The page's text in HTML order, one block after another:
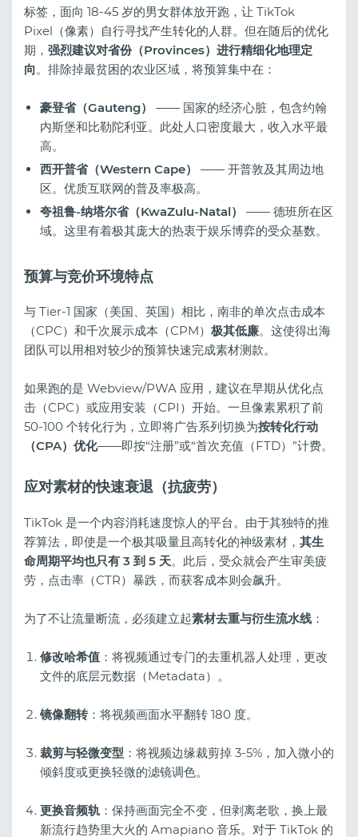
标签，面向 18-45 岁的男女群体放开跑，让 TikTok
Pixel（像素）自行寻找产生转化的人群。但在随后的优化
期， 强烈建议对省份（Provinces）进行精细化地理定
向。排除掉最贫困的农业区域，将预算集中在：
豪登省（Gauteng）
—— 国家的经济心脏，包含约翰
内斯堡和比勒陀利亚。此处人口密度最大，收入水平最
高。
西开普省（Western Cape）
—— 开普敦及其周边地
区。优质互联网的普及率极高。
夸祖鲁-纳塔尔省（KwaZulu-Natal）
—— 德班所在区
域。这里有着极其庞大的热衷于娱乐博弈的受众基数。
预算与竞价环境特点
与 Tier-1 国家（美国、英国）相比，南非的单次点击成本
（CPC）和千次展示成本（CPM） 极其低廉。这使得出海
团队可以用相对较少的预算快速完成素材测款。
如果跑的是 Webview/PWA 应用，建议在早期从优化点
击（CPC）或应用安装（CPI）开始。一旦像素累积了前
50-100 个转化行为，立即将广告系列切换为按转化行动
（CPA）优化——即按“注册”或“首次充值（FTD）”计费。
应对素材的快速衰退（抗疲劳）
TikTok 是一个内容消耗速度惊人的平台。由于其独特的推
荐算法，即使是一个极其吸量且高转化的神级素材， 其生
命周期平均也只有 3 到 5 天。此后，受众就会产生审美疲
劳，点击率（CTR）暴跌，而获客成本则会飙升。
为了不让流量断流，必须建立起素材去重与衍生流水线 ：
修改哈希值 ：将视频通过专门的去重机器人处理，更改
文件的底层元数据（Metadata）。
镜像翻转：将视频画面水平翻转 180 度。
裁剪与轻微变型 ：将视频边缘裁剪掉 3-5%，加入微小的
倾斜度或更换轻微的滤镜调色。
更换音频轨 ：保持画面完全不变，但剥离老歌，换上最
新流行趋势里大火的 Amapiano 音乐。对于 TikTok 的